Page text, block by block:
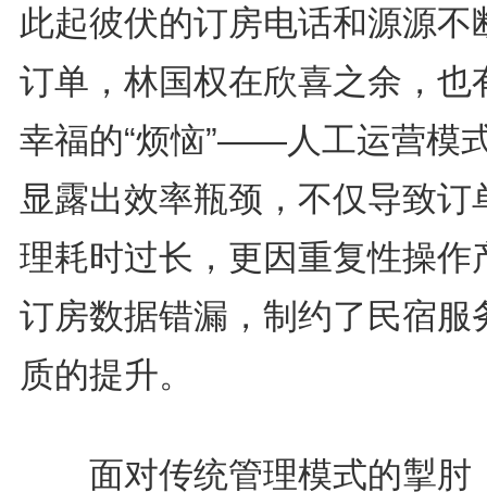
此起彼伏的订房电话和源源不
订单，林国权在欣喜之余，也
幸福的“烦恼”——人工运营模
显露出效率瓶颈，不仅导致订
理耗时过长，更因重复性操作
订房数据错漏，制约了民宿服
质的提升。
面对传统管理模式的掣肘